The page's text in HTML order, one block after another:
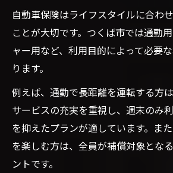
自動車保険はライフスタイルに合わ
ことが大切です。つくば市では通勤
ャー用など、利用目的によって必要
ります。
例えば、通勤で長距離を運転する方
サービスの充実を重視し、週末のみ
を抑えたプランが適しています。ま
を楽しむ方は、全員が補償対象とな
ントです。